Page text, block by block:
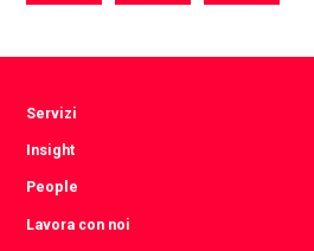
via
via
via
Servizi
Insight
People
Lavora con noi